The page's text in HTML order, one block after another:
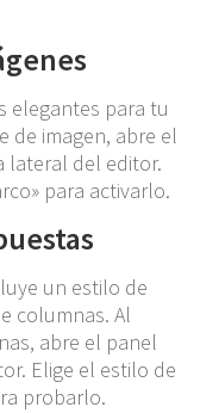
elegantes para tu
de imagen, abre el
lateral del editor.
para activarlo.
un estilo de
columnas. Al
abre el panel
Elige el estilo de
probarlo.